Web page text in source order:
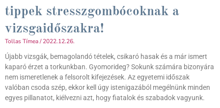
tippek stresszgombócoknak a
vizsgaidőszakra!
Tollas Tímea 2022.12.26.
Újabb vizsgák, bemagolandó tételek, csikaró hasak és a már ismert
kaparó érzet a torkunkban. Gyomorideg? Sokunk számára bizonyára
nem ismeretlenek a felsorolt kifejezések. Az egyetemi időszak
valóban csoda szép, ekkor kell úgy istenigazából megélnünk minden
egyes pillanatot, kiélvezni azt, hogy fiatalok és szabadok vagyunk.